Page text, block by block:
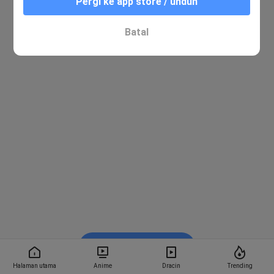
Halaman utama Anime Dracin Trending
Nonton di Bstation
Batal